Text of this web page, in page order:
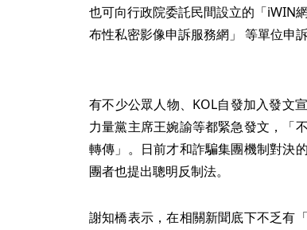
也可向行政院委託民間設立的「iWIN
布性私密影像申訴服務網」 等單位申訴
有不少公眾人物、KOL自發加入發文
力量黨主席王婉諭等都緊急發文，「
轉傳」。日前才和詐騙集團機制對決
團者也提出聰明反制法。
謝知橋表示，在相關新聞底下不乏有